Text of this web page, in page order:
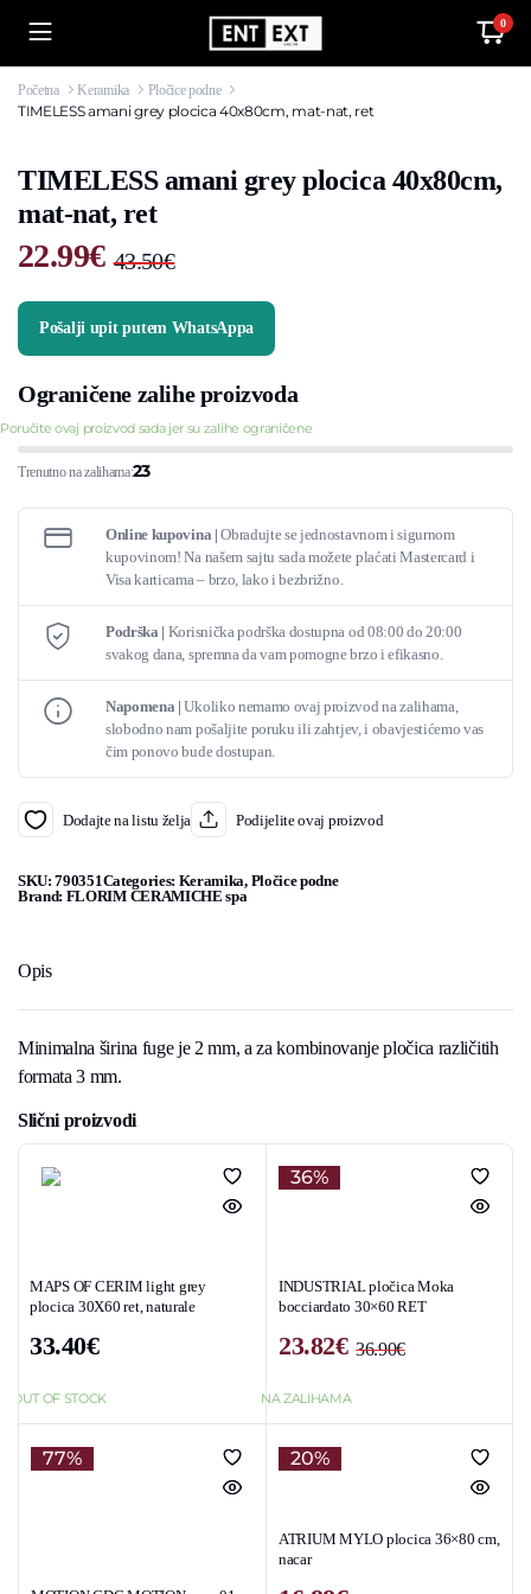
0
Početna Keramika Pločice podne
TIMELESS amani grey plocica 40x80cm, mat-nat, ret
TIMELESS amani grey plocica 40x80cm,
mat-nat, ret
43.50€
price
was:
43.50€.
22.99€
price
is:
22.99€.
Pošalji upit putem WhatsAppa
Ograničene zalihe proizvoda
Poručite ovaj proizvod sada jer su zalihe ograničene
Trenutno na zalihama:23
Online kupovina | Obradujte se jednostavnom i sigurnom
kupovinom! Na našem sajtu sada možete plaćati Mastercard i
Visa karticama – brzo, lako i bezbrižno.
Podrška | Korisnička podrška dostupna od 08:00 do 20:00
svakog dana, spremna da vam pomogne brzo i efikasno.
Napomena | Ukoliko nemamo ovaj proizvod na zalihama,
slobodno nam pošaljite poruku ili zahtjev, i obavjestićemo vas
čim ponovo bude dostupan.
Dodajte na listu želja Podijelite ovaj proizvod
SKU:790351Categories: Keramika, Pločice podne
Brand: FLORIM CERAMICHE spa
Opis
Minimalna širina fuge je 2 mm, a za kombinovanje pločica različitih
formata 3 mm.
Slični proizvodi
MAPS OF CERIM light grey
plocica 30X60 ret, naturale
33.40€
OUT OF STOCK
36%
INDUSTRIAL pločica Moka
bocciardato 30×60 RET
36.90€
was:
36.90€.
23.82€
is:
23.82€.
NA ZALIHAMA
77% 20%
ATRIUM MYLO plocica 36×80 cm,
nacar